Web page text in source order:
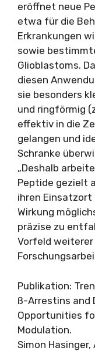
eröffnet neue
etwa für die
Erkrankungen
sowie
Glioblastoms.
diesen
sie besonders
und ringförmig
effektiv in die
gelangen und
Schranke
„Deshalb
Peptide gezielt
ihren Einsatzort
Wirkung
präzise zu
Vorfeld weiterer
Publikation:
ß-Arrestins and
Opportunities
Modulation.
Simon